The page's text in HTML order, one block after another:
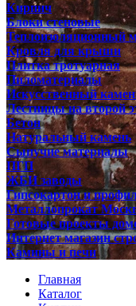
Кирпич
Блоки стеновые
Теплоизоляционный
Кровля для крыши
Плитка тротуарная
Пиломатериалы
Искусственный
Лестницы на второй
Бетон
Натуральный камень
Сыпучие материалы
ПГП
ЖБИ заводы
Гипсокартон и
Металлопрокат
Готовые проекты
Интернет магазин
Камины и печи
Главная
Каталог